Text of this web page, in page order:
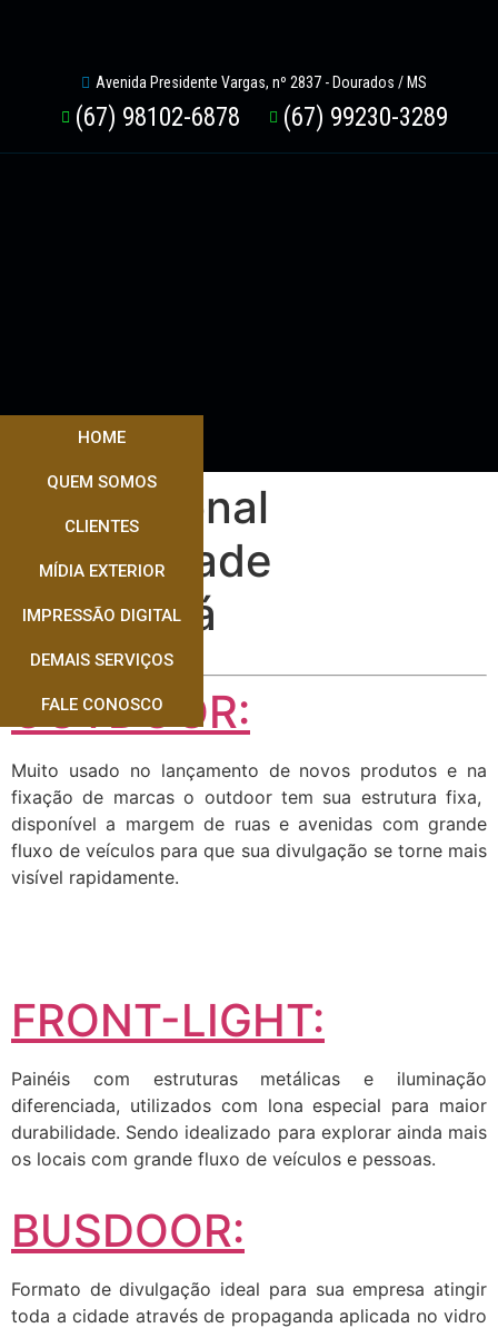
Avenida Presidente Vargas, nº 2837 - Dourados / MS
(67) 98102-6878 (67) 99230-3289
HOME
QUEM SOMOS
CLIENTES
MÍDIA EXTERIOR
IMPRESSÃO DIGITAL
DEMAIS SERVIÇOS
FALE CONOSCO
Profissional
Publicidade
Corumbá
OUTDOOR:
Muito usado no lançamento de novos produtos e na
fixação de marcas o outdoor tem sua estrutura fixa,
disponível a margem de ruas e avenidas com grande
fluxo de veículos para que sua divulgação se torne mais
visível rapidamente.
FRONT-LIGHT:
Painéis com estruturas metálicas e iluminação
diferenciada, utilizados com lona especial para maior
durabilidade. Sendo idealizado para explorar ainda mais
os locais com grande fluxo de veículos e pessoas.
BUSDOOR:
Formato de divulgação ideal para sua empresa atingir
toda a cidade através de propaganda aplicada no vidro